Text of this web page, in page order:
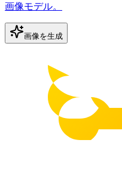
画像モデル。
画像を生成